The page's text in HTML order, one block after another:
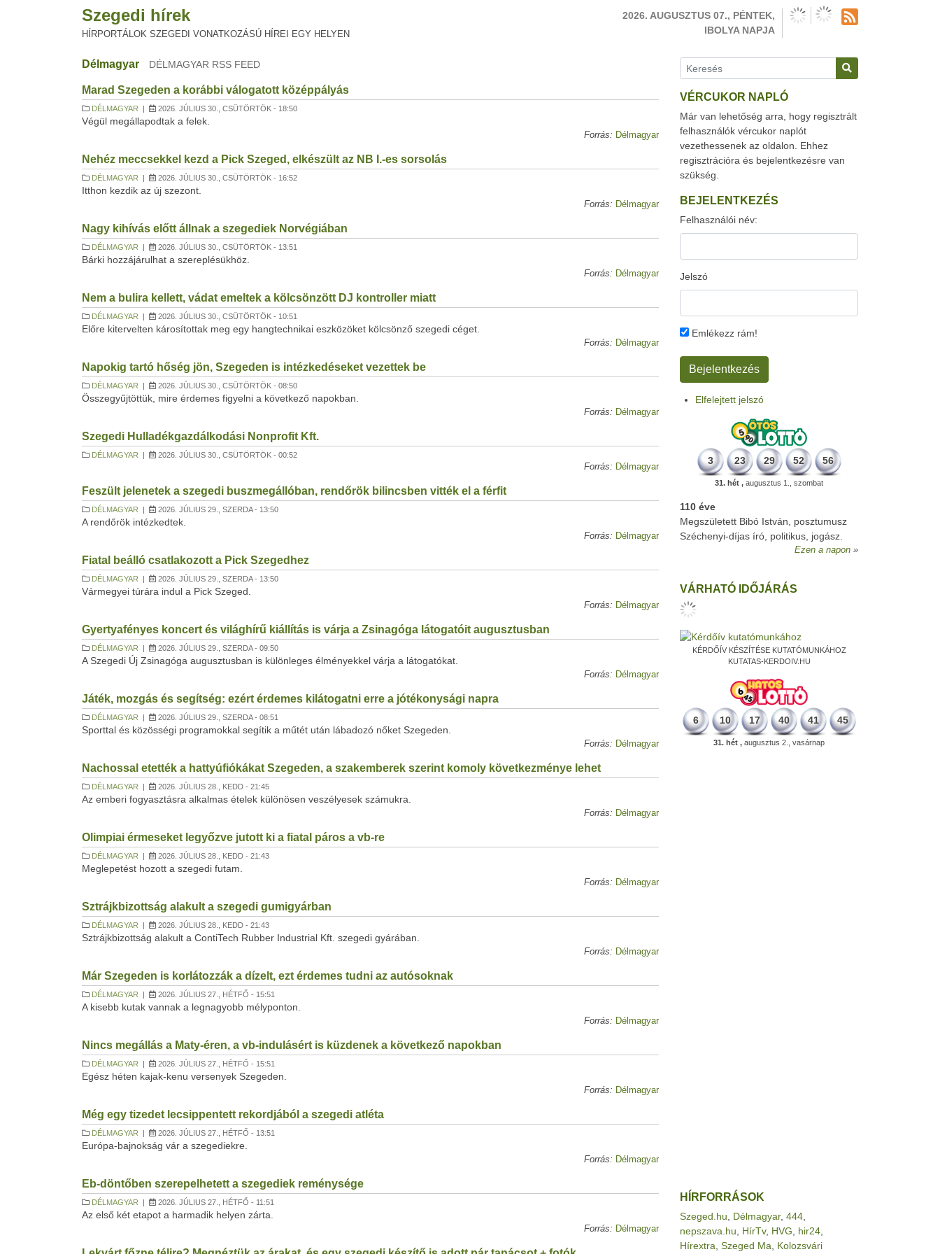
Szegedi hírek
HÍRPORTÁLOK SZEGEDI VONATKOZÁSÚ HÍREI EGY HELYEN
2026. AUGUSZTUS 07., PÉNTEK,
IBOLYA NAPJA
Délmagyar DÉLMAGYAR RSS FEED
Marad Szegeden a korábbi válogatott középpályás
DÉLMAGYAR | 2026. JÚLIUS 30., CSÜTÖRTÖK - 18:50
Végül megállapodtak a felek.
Forrás: Délmagyar
Nehéz meccsekkel kezd a Pick Szeged, elkészült az NB I.-es sorsolás
DÉLMAGYAR | 2026. JÚLIUS 30., CSÜTÖRTÖK - 16:52
Itthon kezdik az új szezont.
Forrás: Délmagyar
Nagy kihívás előtt állnak a szegediek Norvégiában
DÉLMAGYAR | 2026. JÚLIUS 30., CSÜTÖRTÖK - 13:51
Bárki hozzájárulhat a szereplésükhöz.
Forrás: Délmagyar
Nem a bulira kellett, vádat emeltek a kölcsönzött DJ kontroller miatt
DÉLMAGYAR | 2026. JÚLIUS 30., CSÜTÖRTÖK - 10:51
Előre kitervelten károsítottak meg egy hangtechnikai eszközöket kölcsönző szegedi céget.
Forrás: Délmagyar
Napokig tartó hőség jön, Szegeden is intézkedéseket vezettek be
DÉLMAGYAR | 2026. JÚLIUS 30., CSÜTÖRTÖK - 08:50
Összegyűjtöttük, mire érdemes figyelni a következő napokban.
Forrás: Délmagyar
Szegedi Hulladékgazdálkodási Nonprofit Kft.
DÉLMAGYAR | 2026. JÚLIUS 30., CSÜTÖRTÖK - 00:52
Forrás: Délmagyar
Feszült jelenetek a szegedi buszmegállóban, rendőrök bilincsben vitték el a férfit
DÉLMAGYAR | 2026. JÚLIUS 29., SZERDA - 13:50
A rendőrök intézkedtek.
Forrás: Délmagyar
Fiatal beálló csatlakozott a Pick Szegedhez
DÉLMAGYAR | 2026. JÚLIUS 29., SZERDA - 13:50
Vármegyei túrára indul a Pick Szeged.
Forrás: Délmagyar
Gyertyafényes koncert és világhírű kiállítás is várja a Zsinagóga látogatóit augusztusban
DÉLMAGYAR | 2026. JÚLIUS 29., SZERDA - 09:50
A Szegedi Új Zsinagóga augusztusban is különleges élményekkel várja a látogatókat.
Forrás: Délmagyar
Játék, mozgás és segítség: ezért érdemes kilátogatni erre a jótékonysági napra
DÉLMAGYAR | 2026. JÚLIUS 29., SZERDA - 08:51
Sporttal és közösségi programokkal segítik a műtét után lábadozó nőket Szegeden.
Forrás: Délmagyar
Nachossal etették a hattyúfiókákat Szegeden, a szakemberek szerint komoly következménye lehet
DÉLMAGYAR | 2026. JÚLIUS 28., KEDD - 21:45
Az emberi fogyasztásra alkalmas ételek különösen veszélyesek számukra.
Forrás: Délmagyar
Olimpiai érmeseket legyőzve jutott ki a fiatal páros a vb-re
DÉLMAGYAR | 2026. JÚLIUS 28., KEDD - 21:43
Meglepetést hozott a szegedi futam.
Forrás: Délmagyar
Sztrájkbizottság alakult a szegedi gumigyárban
DÉLMAGYAR | 2026. JÚLIUS 28., KEDD - 21:43
Sztrájkbizottság alakult a ContiTech Rubber Industrial Kft. szegedi gyárában.
Forrás: Délmagyar
Már Szegeden is korlátozzák a dízelt, ezt érdemes tudni az autósoknak
DÉLMAGYAR | 2026. JÚLIUS 27., HÉTFŐ - 15:51
A kisebb kutak vannak a legnagyobb mélyponton.
Forrás: Délmagyar
Nincs megállás a Maty-éren, a vb-indulásért is küzdenek a következő napokban
DÉLMAGYAR | 2026. JÚLIUS 27., HÉTFŐ - 15:51
Egész héten kajak-kenu versenyek Szegeden.
Forrás: Délmagyar
Még egy tizedet lecsippentett rekordjából a szegedi atléta
DÉLMAGYAR | 2026. JÚLIUS 27., HÉTFŐ - 13:51
Európa-bajnokság vár a szegediekre.
Forrás: Délmagyar
Eb-döntőben szerepelhetett a szegediek reménysége
DÉLMAGYAR | 2026. JÚLIUS 27., HÉTFŐ - 11:51
Az első két etapot a harmadik helyen zárta.
Forrás: Délmagyar
VÉRCUKOR NAPLÓ
Már van lehetőség arra, hogy regisztrált
felhasználók vércukor naplót
vezethessenek az oldalon. Ehhez
regisztrációra és bejelentkezésre van
szükség.
BEJELENTKEZÉS
Felhasználói név:
Jelszó
Emlékezz rám!
Elfelejtett jelszó
3 23 29 52 56
31. hét , augusztus 1., szombat
110 éve
Megszületett Bibó István, posztumusz
Széchenyi-díjas író, politikus, jogász.
Ezen a napon
VÁRHATÓ IDŐJÁRÁS
KÉRDŐÍV KÉSZÍTÉSE KUTATÓMUNKÁHOZ
KUTATAS-KERDOIV.HU
6 10 17 40 41 45
31. hét , augusztus 2., vasárnap
HÍRFORRÁSOK
Szeged.hu Délmagyar, 444
nepszava.hu
HírTv, HVG hir24
Hírextra Szeged Ma Kolozsvári